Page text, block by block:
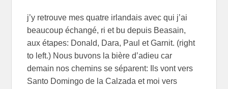
j’y retrouve mes quatre irlandais avec qui j’ai
beaucoup échangé, ri et bu depuis Beasain,
aux étapes: Donald, Dara, Paul et Garnit. (right
to left.) Nous buvons la bière d’adieu car
demain nos chemins se séparent: Ils vont vers
Santo Domingo de la Calzada et moi vers